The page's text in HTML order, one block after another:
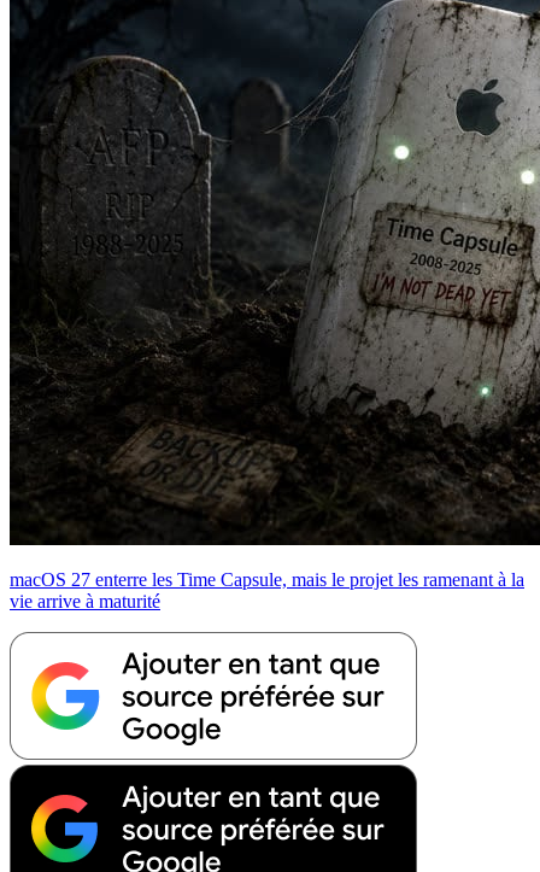
macOS 27 enterre les Time Capsule, mais le projet les ramenant à la
vie arrive à maturité